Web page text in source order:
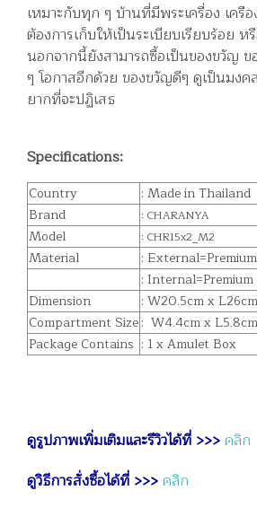
เหมาะกับทุก ๆ บ้านที่มีพระเครื่อง เครือ
ต้องการเก็บให้เป็นระเบียบเรียบร้อย
นอกจากนี้ยังสามารถซื้อเป็นของขวัญ
ๆ โอกาสอีกด้วย ของขวัญดีๆ ดูเป็นมง
ยากที่จะปฏิเสธ
Specifications:
Country
: Made in Thailand
Brand
: CHARANYA
Model : CHR15x2_M2
Material
:
:
Dimension
: W20.5cm x
Compartment Size: W4.4cm x
Package Contains : 1 x Amulet Box
ดูรูปภาพเพิ่มเติมและรีวิวได้ที่ >>>คลิก
ดูวิธีการสั่งซื้อได้ที่ >>>คลิก